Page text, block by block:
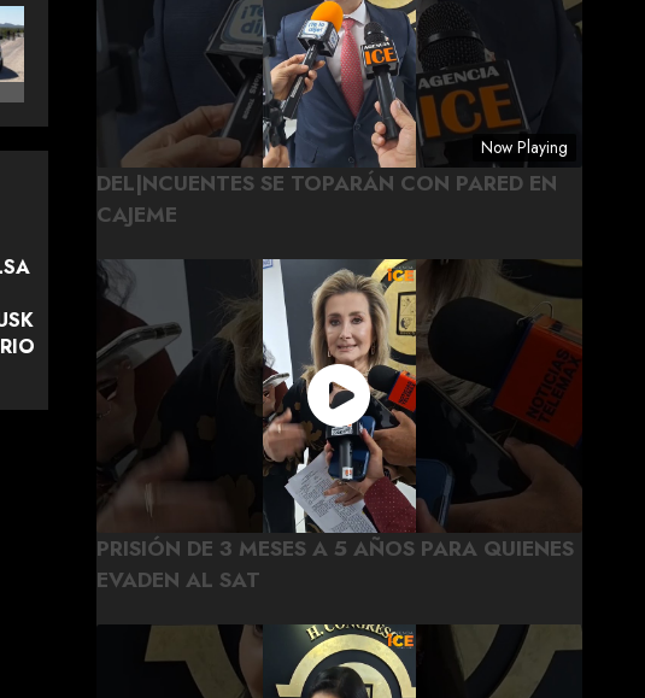
Now Playing
DEL|NCUENTES SE TOPARÁN CON PARED EN
CAJEME
PRISIÓN DE 3 MESES A 5 AÑOS PARA QUIENES
EVADEN AL SAT